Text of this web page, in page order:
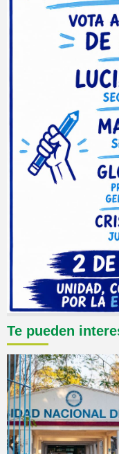
Te pueden